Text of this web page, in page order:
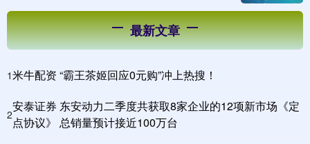
最新文章
1米牛配资 “霸王茶姬回应0元购”冲上热搜！
2
安泰证券 东安动力二季度共获取8家企业的12项新市场《定
点协议》 总销量预计接近100万台